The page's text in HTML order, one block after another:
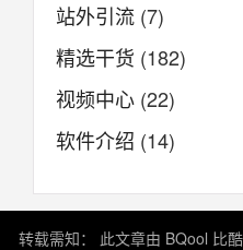
站外引流 (7)
精选干货 (182)
视频中心 (22)
软件介绍 (14)
转载需知： 此文章由 BQool 比